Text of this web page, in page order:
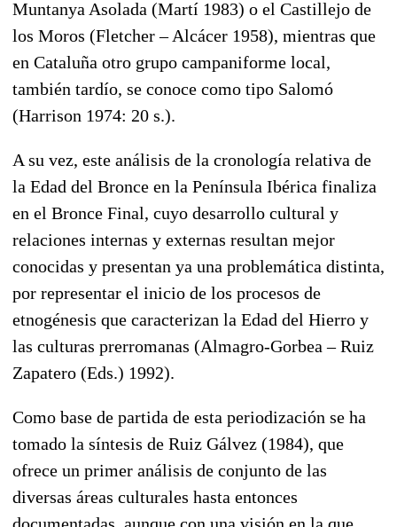
Muntanya Asolada (Martí 1983) o el Castillejo de
los Moros (Fletcher – Alcácer 1958), mientras que
en Cataluña otro grupo campaniforme local,
también tardío, se conoce como tipo Salomó
(Harrison 1974: 20 s.).
A su vez, este análisis de la cronología relativa de
la Edad del Bronce en la Península Ibérica finaliza
en el Bronce Final, cuyo desarrollo cultural y
relaciones internas y externas resultan mejor
conocidas y presentan ya una problemática distinta,
por representar el inicio de los procesos de
etnogénesis que caracterizan la Edad del Hierro y
las culturas prerromanas (Almagro-Gorbea – Ruiz
Zapatero (Eds.) 1992).
Como base de partida de esta periodización se ha
tomado la síntesis de Ruiz Gálvez (1984), que
ofrece un primer análisis de conjunto de las
diversas áreas culturales hasta entonces